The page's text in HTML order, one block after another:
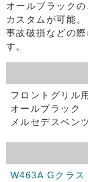
オールブラック
カスタムが可能。
事故破損などの
す。
フロントグリル
オールブラック
メルセデスベン
W463A Gクラス